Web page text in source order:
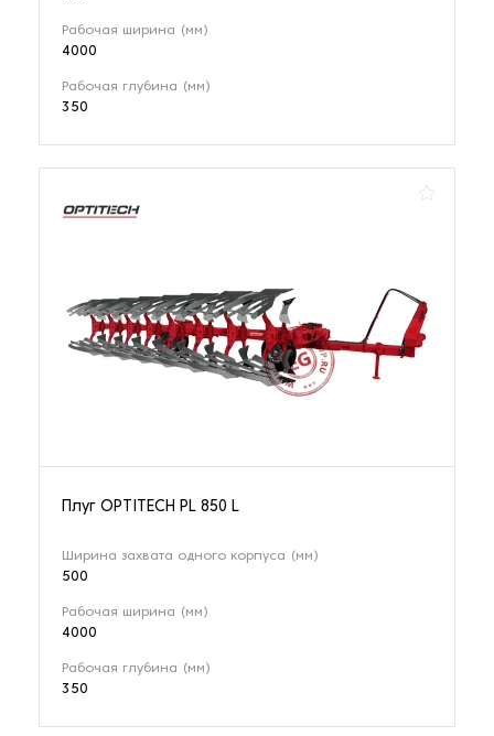
Рабочая ширина (мм)
4000
Рабочая глубина (мм)
350
Плуг OPTITECH PL 850 L
Ширина захвата одного корпуса (мм)
500
Рабочая ширина (мм)
4000
Рабочая глубина (мм)
350